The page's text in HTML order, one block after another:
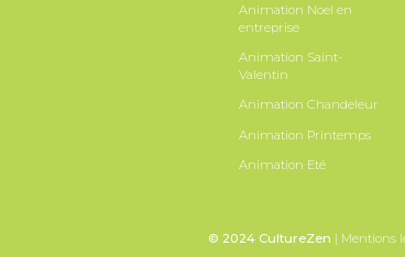
Animation Noel en
entreprise
Animation Saint-
Valentin
Animation Chandeleur
Animation Printemps
Animation Eté
© 2024 CultureZen | Mentions